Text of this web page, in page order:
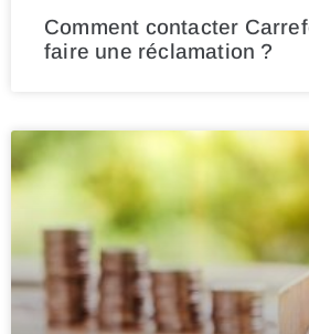
Comment contacter
faire une réclamation ?